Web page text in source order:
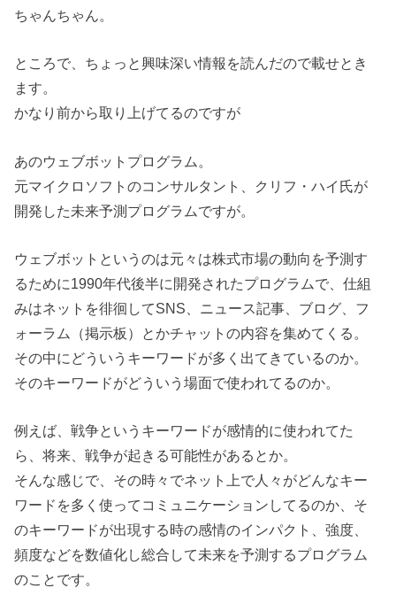
ちゃんちゃん。
ところで、ちょっと興味深い情報を読んだので載せとき
ます。
かなり前から取り上げてるのですが
あのウェブボットプログラム。
元マイクロソフトのコンサルタント、クリフ・ハイ氏が
開発した未来予測プログラムですが。
ウェブボットというのは元々は株式市場の動向を予測す
るために1990年代後半に開発されたプログラムで、仕組
みはネットを徘徊してSNS、ニュース記事、ブログ、フ
ォーラム（掲示板）とかチャットの内容を集めてくる。
その中にどういうキーワードが多く出てきているのか。
そのキーワードがどういう場面で使われてるのか。
例えば、戦争というキーワードが感情的に使われてた
ら、将来、戦争が起きる可能性があるとか。
そんな感じで、その時々でネット上で人々がどんなキー
ワードを多く使ってコミュニケーションしてるのか、そ
のキーワードが出現する時の感情のインパクト、強度、
頻度などを数値化し総合して未来を予測するプログラム
のことです。